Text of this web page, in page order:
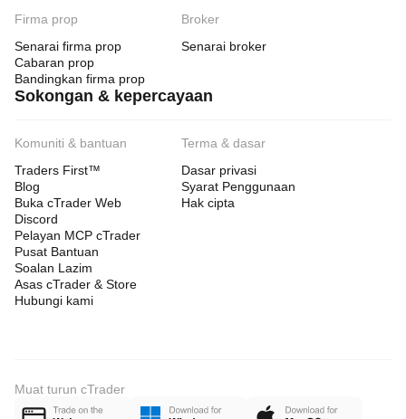
Firma prop
Senarai firma prop
Cabaran prop
Bandingkan firma prop
Broker
Senarai broker
Sokongan & kepercayaan
Komuniti & bantuan
Traders First™
Blog
Buka cTrader Web
Discord
Pelayan MCP cTrader
Pusat Bantuan
Soalan Lazim
Asas cTrader & Store
Hubungi kami
Terma & dasar
Dasar privasi
Syarat Penggunaan
Hak cipta
Muat turun cTrader